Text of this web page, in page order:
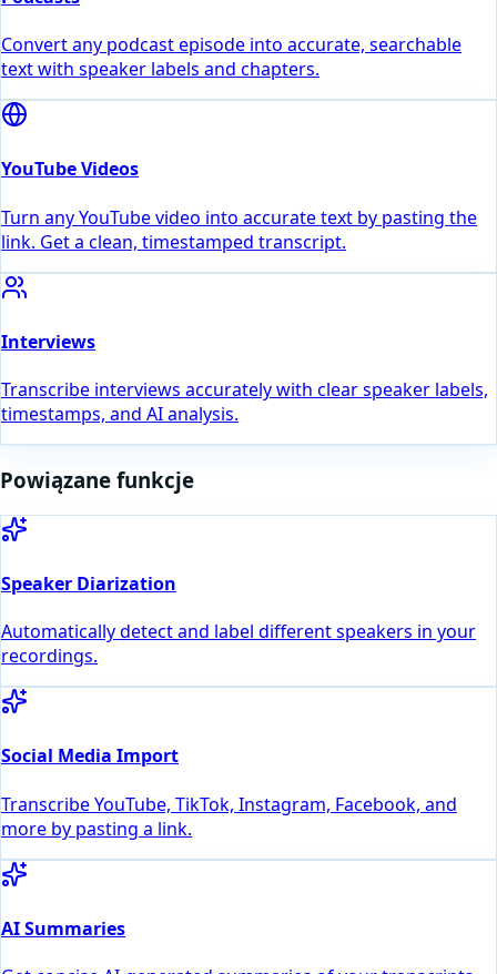
Convert any podcast episode into accurate, searchable
text with speaker labels and chapters.
YouTube Videos
Turn any YouTube video into accurate text by pasting the
link. Get a clean, timestamped transcript.
Interviews
Transcribe interviews accurately with clear speaker labels,
timestamps, and AI analysis.
Powiązane funkcje
Speaker Diarization
Automatically detect and label different speakers in your
recordings.
Social Media Import
Transcribe YouTube, TikTok, Instagram, Facebook, and
more by pasting a link.
AI Summaries